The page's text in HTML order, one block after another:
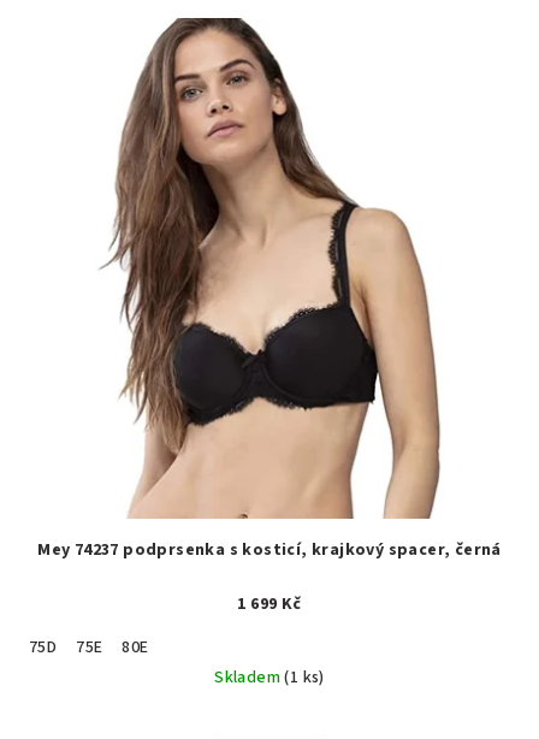
Mey 74237 podprsenka s kosticí, krajkový spacer, černá
1 699 Kč
75D
75E
80E
Skladem(1 ks)